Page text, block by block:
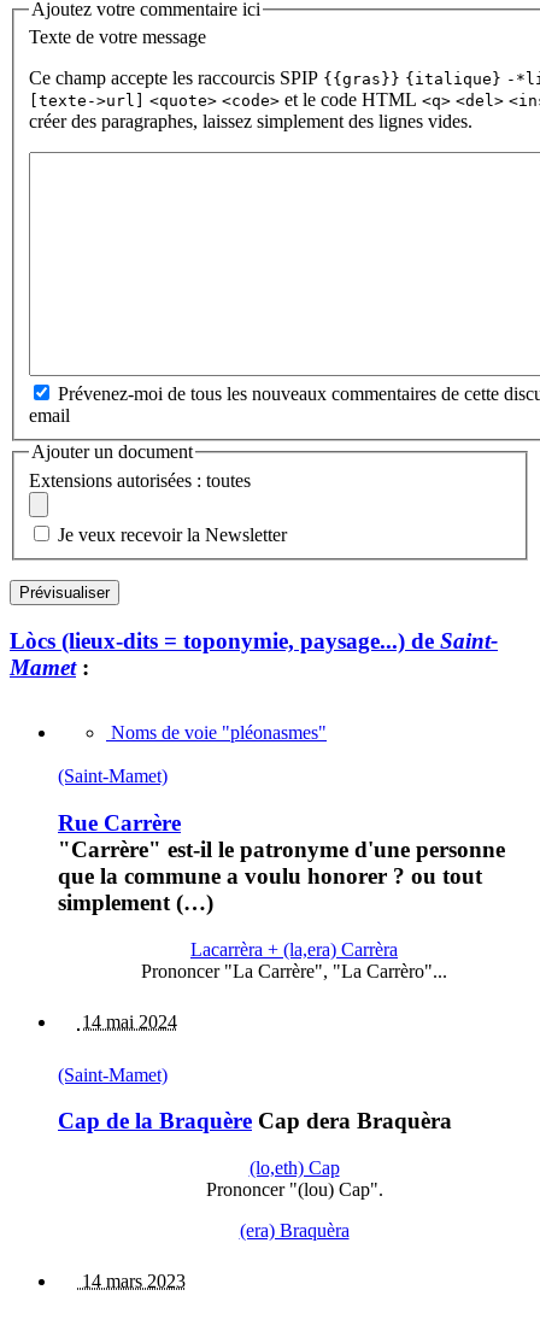
Ajoutez votre commentaire ici
Texte de votre message
Ce champ accepte les raccourcis SPIP {{gras}} {italique} -
[texte->url]
<quote> <code> et le code HTML <q> <del>
créer des paragraphes, laissez simplement des lignes vides.
Prévenez-moi de tous les nouveaux commentaires de cette
email
Ajouter un document
Extensions autorisées : toutes
Je veux recevoir la Newsletter
Lòcs (lieux-dits = toponymie, paysage...) de Saint-
Mamet:
Noms de voie "pléonasmes"
(Saint-Mamet)
Rue Carrère
"Carrère" est-il le patronyme d'une personne
que la commune a voulu honorer ? ou tout
simplement (…)
Lacarrèra + (la,era) Carrèra
Prononcer "La Carrère", "La Carrèro"...
14 mai 2024
(Saint-Mamet)
Cap de la Braquère Cap dera Braquèra
(lo,eth) Cap
Prononcer "(lou) Cap".
(era) Braquèra
14 mars 2023